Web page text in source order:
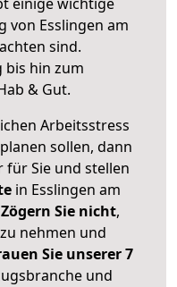
von Esslingen am
sind.
bis hin zum
& Gut.
Arbeitsstress
sollen, dann
Sie und stellen
in Esslingen am
Zögern Sie nicht,
nehmen und
Sie unserer 7
und